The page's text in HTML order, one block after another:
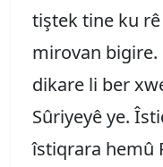
tiştek tine ku
mirovan bigire.
dikare li ber
Sûriyeyê ye.
îstiqrara hemû